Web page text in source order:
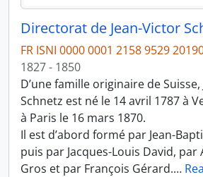
FR ISNI 0000 0001 2158 9529
1827 - 1850
D’une famille originaire de
Schnetz est né le 14 avril 1787 à
à Paris le 16 mars 1870.
Il est d’abord formé par Jean-
puis par Jacques-Louis David, par
Gros et par François Gérard.…